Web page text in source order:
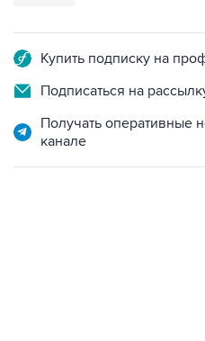
Купить подписку на
Подписаться на
Получать оперативные
канале